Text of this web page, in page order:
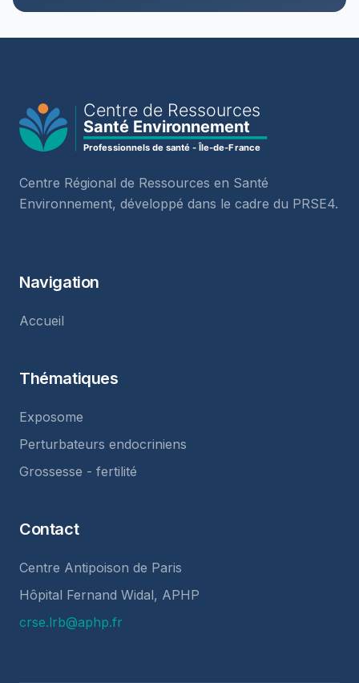
Centre Régional de Ressources en Santé
Environnement, développé dans le cadre du PRSE4.
Navigation
Accueil
Thématiques
Exposome
Perturbateurs endocriniens
Grossesse - fertilité
Contact
Centre Antipoison de Paris
Hôpital Fernand Widal, APHP
crse.lrb@aphp.fr